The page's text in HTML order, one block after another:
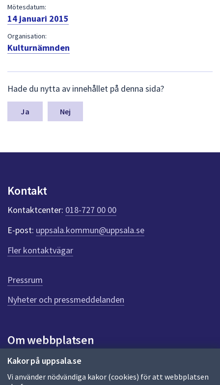
Kakor på uppsala.se
Vi använder nödvändiga kakor (cookies) för att webbplatsen
Mötesdatum:
14 januari 2015
Organisation:
Kulturnämnden
ä
m
a
n
k
t
e
r
f
ö
r
e
n
n
a
d
a
Hade du nytta av innehållet på denna sida?
Nej
Kontakt
Kontaktcenter: 018-727 00 00
E-post: uppsala.kommun@uppsala.se
Fler kontaktvägar
Pressrum
Nyheter och pressmeddelanden
Om webbplatsen
Om webbplatsen
Allmänna handlingar och diarium